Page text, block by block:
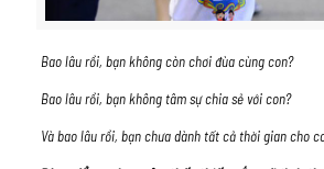
Bao lâu rồi, bạn không còn chơi đùa cùng con?
Bao lâu rồi, bạn không tâm sự chia sẻ với con?
Và bao lâu rồi, bạn chưa dành tất cả thời gian cho